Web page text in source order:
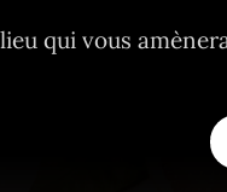
qui vous